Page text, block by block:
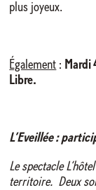
plus joyeux.
Également : Mardi
Libre.
L’Eveillée :
Le spectacle
territoire. Deux